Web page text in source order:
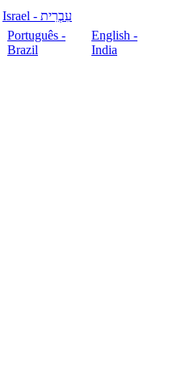
עִבְרִית - Israel
Português -
Brazil
English -
India